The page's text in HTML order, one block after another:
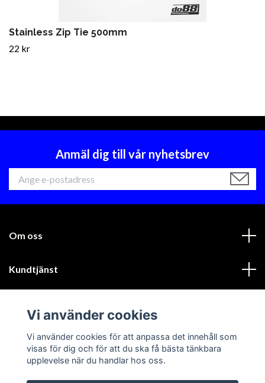
Stainless Zip Tie 500mm
22 kr
Anmäl dig till vår nyhetsbrev
Om oss
Kundtjänst
Sociala medier
Vi använder cookies
Vi använder cookies för att anpassa det innehåll som
visas för dig och för att du ska få bästa tänkbara
upplevelse när du handlar hos oss.